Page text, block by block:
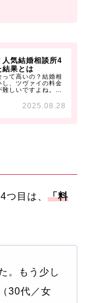
気結婚相談所4
結果とは
って高いの？結婚相
、ツヴァイの料金
しいですよね。か
2025.08.28
目は、 「料
。もう少し
30代／女